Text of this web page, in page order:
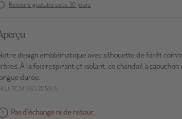
Retours gratuits sous 30 jours
design emblématique avec silhouette de forêt
À la fois respirant et isolant, ce chandail à
durée.
TCM1763-2059-S
Pas d’échange ni de retour.